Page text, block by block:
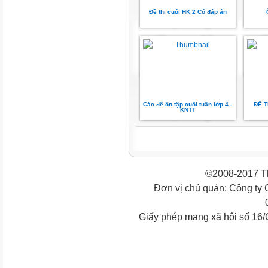
Đề thi cuối HK 2 Có đáp án
Các đề ôn tập cuối tuần lớp 4 -
KNTT
ĐỀ
©2008-2017
Đơn vị chủ quản: Công ty
Giấy phép mạng xã hội số